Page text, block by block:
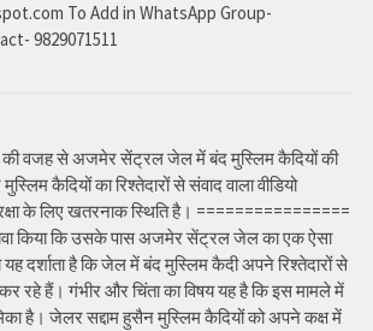
To Add in WhatsApp Group-
9829071511
की वजह से अजमेर सेंट्रल जेल में बंद मुस्लिम कैदियों की
कैदियों का रिश्तेदारों से संवाद वाला वीडियो
के लिए खतरनाक स्थिति है। ================
किया कि उसके पास अजमेर सेंट्रल जेल का एक ऐसा
यह दर्शाता है कि जेल में बंद मुस्लिम कैदी अपने रिश्तेदारों से
कर रहे हैं। गंभीर और चिंता का विषय यह है कि इस मामले में
है। जेलर सद्दाम हुसैन मुस्लिम कैदियों को अपने कक्ष में